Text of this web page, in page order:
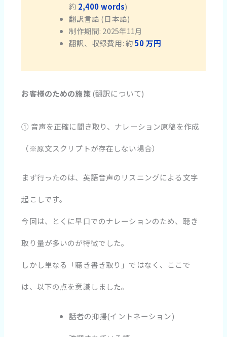
約 2,400words)
翻訳言語 (日本語)
制作期間: 2025年11月
翻訳、収録費用: 約50 万円
お客様のための施策(翻訳について)
① 音声を正確に聞き取り、ナレーション原稿を作成
（※原文スクリプトが存在しない場合）
まず行ったのは、英語音声のリスニングによる文字
起こしです。
今回は、とくに早口でのナレーションのため、聴き
取り量が多いのが特徴でした。
しかし単なる「聴き書き取り」ではなく、ここで
は、以下の点を意識しました。
話者の抑揚(イントネーション)